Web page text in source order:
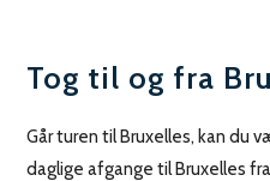
Tog til og fra
Går turen til Bruxelles, kan du
daglige afgange til Bruxelles